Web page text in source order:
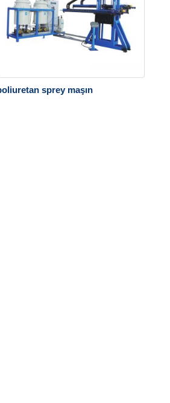
sprey maşın